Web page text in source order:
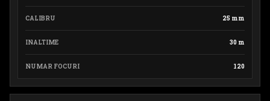
CALIBRU 25 mm
INALTIME 30 m
NUMAR FOCURI 120